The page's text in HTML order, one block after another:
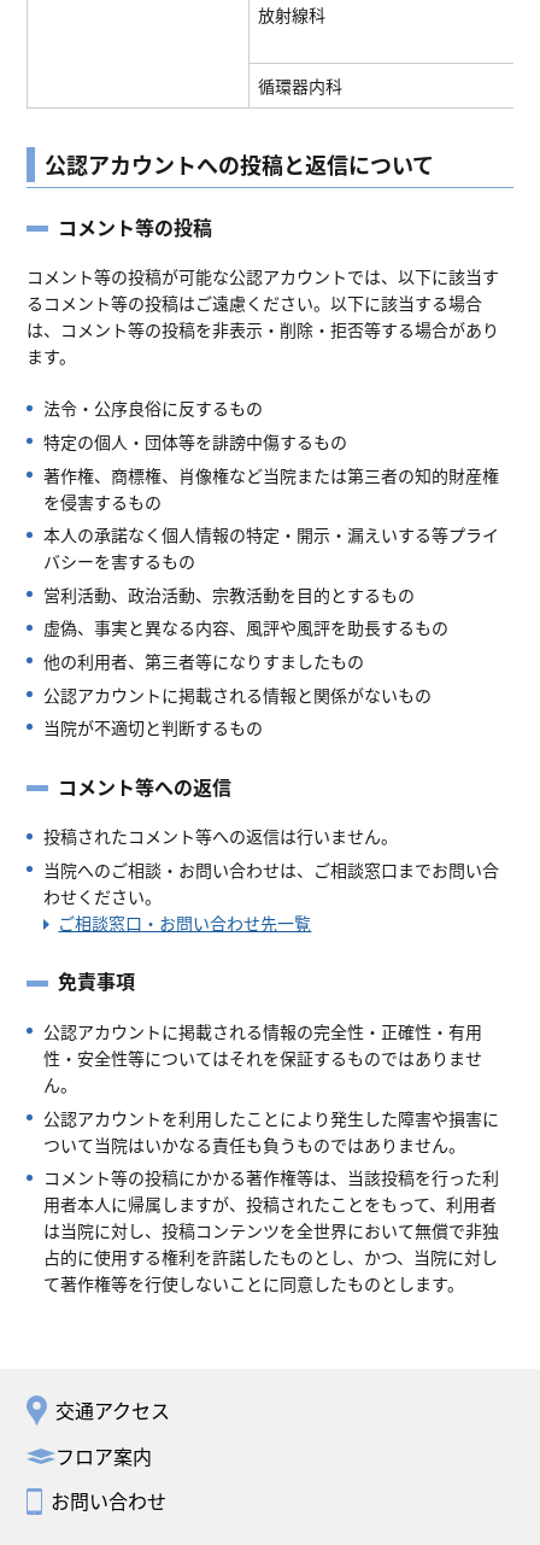
放射線科
循環器内科
公認アカウントへの投稿と返信について
コメント等の投稿
コメント等の投稿が可能な公認アカウントでは、以下に該当す
るコメント等の投稿はご遠慮ください。以下に該当する場合
は、コメント等の投稿を非表示・削除・拒否等する場合があり
ます。
法令・公序良俗に反するもの
特定の個人・団体等を誹謗中傷するもの
著作権、商標権、肖像権など当院または第三者の知的財産権
を侵害するもの
本人の承諾なく個人情報の特定・開示・漏えいする等プライ
バシーを害するもの
営利活動、政治活動、宗教活動を目的とするもの
虚偽、事実と異なる内容、風評や風評を助長するもの
他の利用者、第三者等になりすましたもの
公認アカウントに掲載される情報と関係がないもの
当院が不適切と判断するもの
コメント等への返信
投稿されたコメント等への返信は行いません。
当院へのご相談・お問い合わせは、ご相談窓口までお問い合
わせください。
ご相談窓口・お問い合わせ先一覧
免責事項
公認アカウントに掲載される情報の完全性・正確性・有用
性・安全性等についてはそれを保証するものではありませ
ん。
公認アカウントを利用したことにより発生した障害や損害に
ついて当院はいかなる責任も負うものではありません。
コメント等の投稿にかかる著作権等は、当該投稿を行った利
用者本人に帰属しますが、投稿されたことをもって、利用者
は当院に対し、投稿コンテンツを全世界において無償で非独
占的に使用する権利を許諾したものとし、かつ、当院に対し
て著作権等を行使しないことに同意したものとします。
交通アクセス
フロア案内
お問い合わせ